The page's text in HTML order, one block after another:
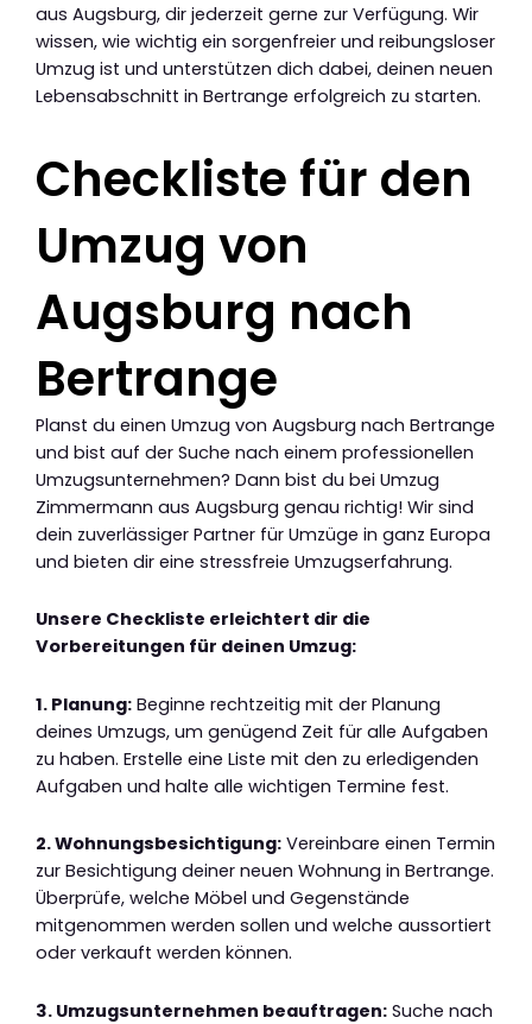
aus Augsburg, dir jederzeit gerne zur Verfügung. Wir
wissen, wie wichtig ein sorgenfreier und reibungsloser
Umzug ist und unterstützen dich dabei, deinen neuen
Lebensabschnitt in Bertrange erfolgreich zu starten.
Checkliste für den
Umzug von
Augsburg nach
Bertrange
Planst du einen Umzug von Augsburg nach Bertrange
und bist auf der Suche nach einem professionellen
Umzugsunternehmen? Dann bist du bei Umzug
Zimmermann aus Augsburg genau richtig! Wir sind
dein zuverlässiger Partner für Umzüge in ganz Europa
und bieten dir eine stressfreie Umzugserfahrung.
Unsere Checkliste erleichtert dir die
Vorbereitungen für deinen Umzug:
1. Planung: Beginne rechtzeitig mit der Planung
deines Umzugs, um genügend Zeit für alle Aufgaben
zu haben. Erstelle eine Liste mit den zu erledigenden
Aufgaben und halte alle wichtigen Termine fest.
2. Wohnungsbesichtigung: Vereinbare einen Termin
zur Besichtigung deiner neuen Wohnung in Bertrange.
Überprüfe, welche Möbel und Gegenstände
mitgenommen werden sollen und welche aussortiert
oder verkauft werden können.
3. Umzugsunternehmen beauftragen: Suche nach